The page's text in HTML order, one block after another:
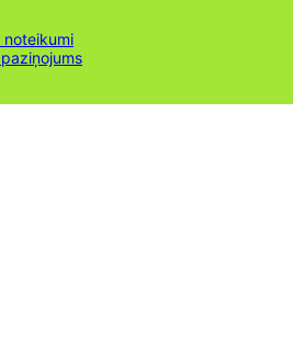
noteikumi